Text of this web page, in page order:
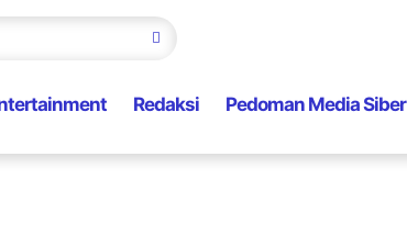
Redaksi Pedoman Media Siber